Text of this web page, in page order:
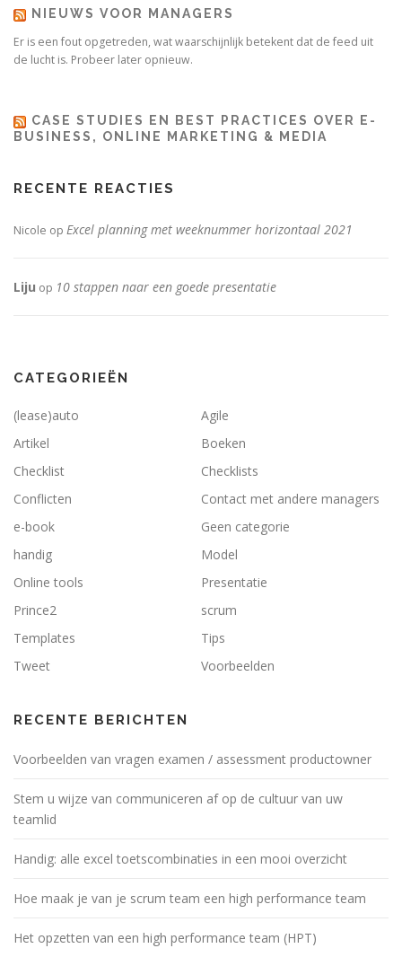
NIEUWS VOOR MANAGERS
Er is een fout opgetreden, wat waarschijnlijk betekent dat de feed uit
de lucht is. Probeer later opnieuw.
CASE STUDIES EN BEST PRACTICES OVER E-
BUSINESS, ONLINE MARKETING & MEDIA
RECENTE REACTIES
Nicole op Excel planning met weeknummer horizontaal 2021
Liju op 10 stappen naar een goede presentatie
CATEGORIEËN
(lease)auto
Agile
Artikel
Boeken
Checklist
Checklists
Conflicten
Contact met andere managers
e-book
Geen categorie
handig
Model
Online tools
Presentatie
Prince2
scrum
Templates
Tips
Tweet
Voorbeelden
RECENTE BERICHTEN
Voorbeelden van vragen examen / assessment productowner
Stem u wijze van communiceren af op de cultuur van uw
teamlid
Handig: alle excel toetscombinaties in een mooi overzicht
Hoe maak je van je scrum team een high performance team
Het opzetten van een high performance team (HPT)